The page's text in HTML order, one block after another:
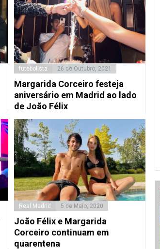
futebolista 26 de Outubro, 2021
Margarida Corceiro festeja
aniversário em Madrid ao lado
de João Félix
Real Madrid 5 de Maio, 2020
João Félix e Margarida
Corceiro continuam em
quarentena